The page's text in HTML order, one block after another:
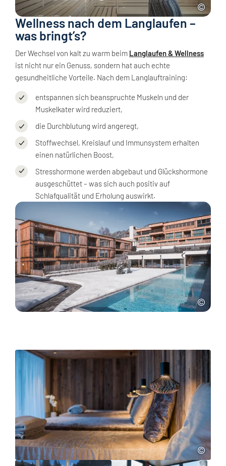
Wellness nach dem Langlaufen –
was bringt’s?
Der Wechsel von kalt zu warm beim Langlaufen & Wellness
ist nicht nur ein Genuss, sondern hat auch echte
gesundheitliche Vorteile. Nach dem Langlauftraining:
entspannen sich beanspruchte Muskeln und der
Muskelkater wird reduziert,
die Durchblutung wird angeregt,
Stoffwechsel, Kreislauf und Immunsystem erhalten
einen natürlichen Boost,
Stresshormone werden abgebaut und Glückshormone
ausgeschüttet – was sich auch positiv auf
Schlafqualität und Erholung auswirkt.